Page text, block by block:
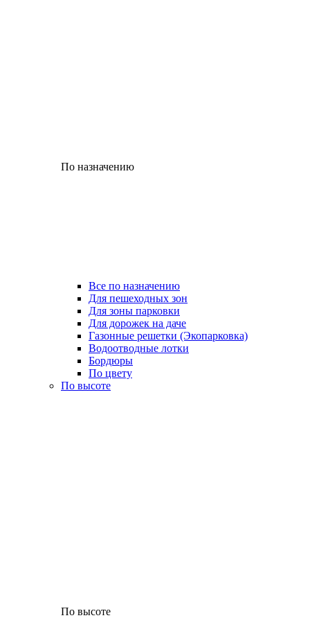
По назначению
Все по назначению
Для пешеходных зон
Для зоны парковки
Для дорожек на даче
Газонные решетки (Экопарковка)
Водоотводные лотки
Бордюры
По цвету
По высоте
По высоте